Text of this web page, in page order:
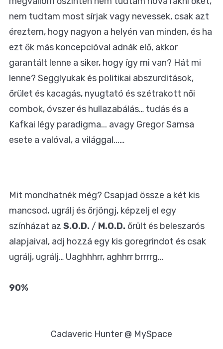
nem tudtam most sírjak vagy nevessek, csak azt
éreztem, hogy nagyon a helyén van minden, és ha
ezt ők más koncepcióval adnák elő, akkor
garantált lenne a siker, hogy így mi van? Hát mi
lenne? Segglyukak és politikai abszurditások,
őrület és kacagás, nyugtató és szétrakott női
combok, óvszer és hullazabálás… tudás és a
Kafkai légy paradigma... avagy Gregor Samsa
esete a valóval, a világgal...…
Mit mondhatnék még? Csapjad össze a két kis
mancsod, ugrálj és őrjöngj, képzelj el egy
színházat az S.O.D. / M.O.D. őrült és beleszarós
alapjaival, adj hozzá egy kis goregrindot és csak
ugrálj, ugrálj… Uaghhhrr, aghhrr brrrrg...
90%
Cadaveric Hunter @ MySpace